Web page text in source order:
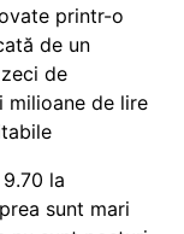
printr-o
de un
de
milioane de lire
la
sunt mari